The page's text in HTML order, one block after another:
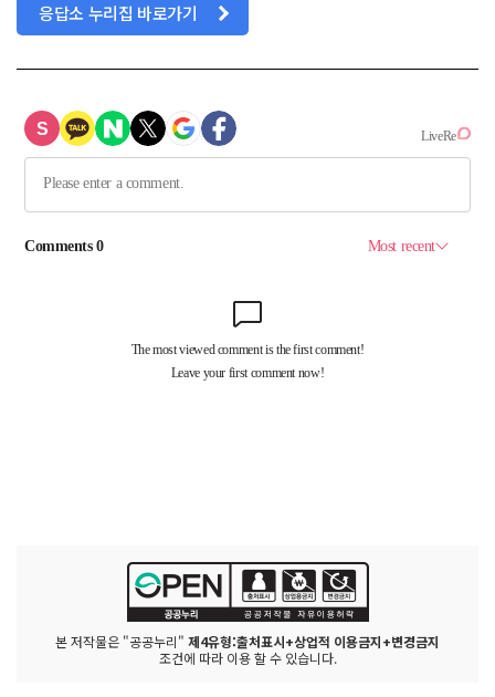
응답소 누리집 바로가기
본 저작물은 "공공누리" 제4유형:출처표시+상업적 이용금지+변경금지
조건에 따라 이용 할 수 있습니다.